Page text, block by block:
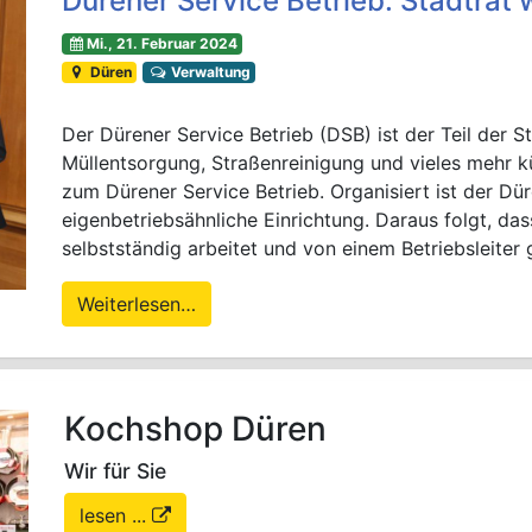
Mi., 21. Februar 2024
Düren
Verwaltung
Der Dürener Service Betrieb (DSB) ist der Teil der
Müllentsorgung, Straßenreinigung und vieles mehr
zum Dürener Service Betrieb. Organisiert ist der
eigenbetriebsähnliche Einrichtung. Daraus folgt,
selbstständig arbeitet und von einem
Weiterlesen…
Kochshop Düren
Wir für Sie
lesen ...